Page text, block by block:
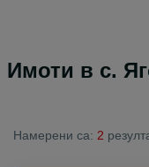
Имоти в с.
Намерени са: 2